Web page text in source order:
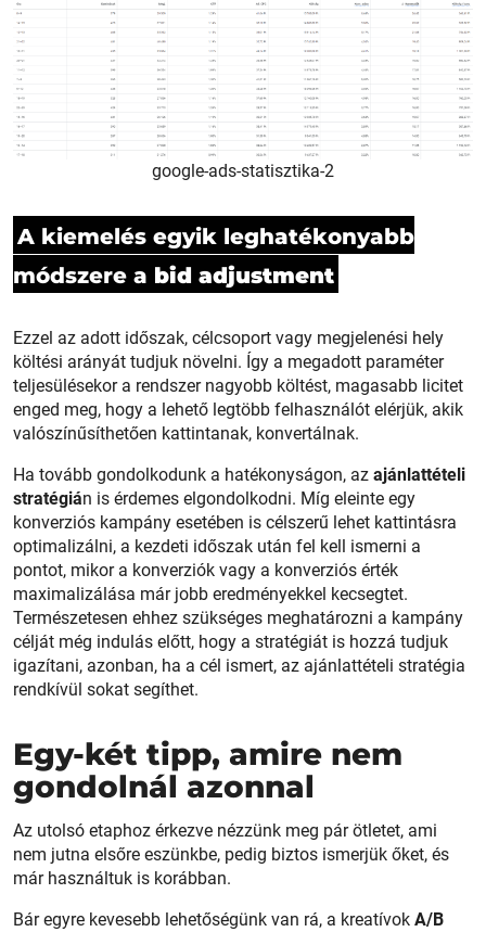
google-ads-statisztika-2
A kiemelés egyik leghatékonyabb
módszere a bid adjustment
Ezzel az adott időszak, célcsoport vagy megjelenési hely
költési arányát tudjuk növelni. Így a megadott paraméter
teljesülésekor a rendszer nagyobb költést, magasabb licitet
enged meg, hogy a lehető legtöbb felhasználót elérjük, akik
valószínűsíthetően kattintanak, konvertálnak.
Ha tovább gondolkodunk a hatékonyságon, az ajánlattételi
stratégián is érdemes elgondolkodni. Míg eleinte egy
konverziós kampány esetében is célszerű lehet kattintásra
optimalizálni, a kezdeti időszak után fel kell ismerni a
pontot, mikor a konverziók vagy a konverziós érték
maximalizálása már jobb eredményekkel kecsegtet.
Természetesen ehhez szükséges meghatározni a kampány
célját még indulás előtt, hogy a stratégiát is hozzá tudjuk
igazítani, azonban, ha a cél ismert, az ajánlattételi stratégia
rendkívül sokat segíthet.
Egy-két tipp, amire nem
gondolnál azonnal
Az utolsó etaphoz érkezve nézzünk meg pár ötletet, ami
nem jutna elsőre eszünkbe, pedig biztos ismerjük őket, és
már használtuk is korábban.
Bár egyre kevesebb lehetőségünk van rá, a kreatívok A/B